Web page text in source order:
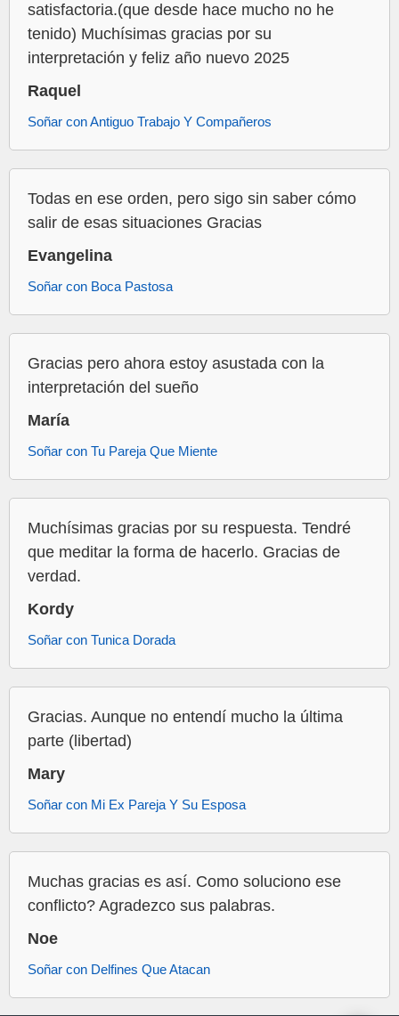
satisfactoria.(que desde hace mucho no he
tenido) Muchísimas gracias por su
interpretación y feliz año nuevo 2025
Raquel
Soñar con Antiguo Trabajo Y Compañeros
Todas en ese orden, pero sigo sin saber cómo
salir de esas situaciones Gracias
Evangelina
Soñar con Boca Pastosa
Gracias pero ahora estoy asustada con la
interpretación del sueño
María
Soñar con Tu Pareja Que Miente
Muchísimas gracias por su respuesta. Tendré
que meditar la forma de hacerlo. Gracias de
verdad.
Kordy
Soñar con Tunica Dorada
Gracias. Aunque no entendí mucho la última
parte (libertad)
Mary
Soñar con Mi Ex Pareja Y Su Esposa
Muchas gracias es así. Como soluciono ese
conflicto? Agradezco sus palabras.
Noe
Soñar con Delfines Que Atacan